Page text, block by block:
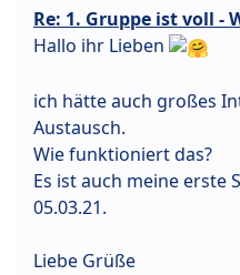
Re: 1. Gruppe ist voll -
Hallo ihr Lieben
ich hätte auch großes
Austausch.
Wie funktioniert das?
Es ist auch meine erste
05.03.21.
Liebe Grüße